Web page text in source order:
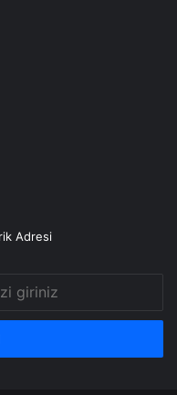
Adresi